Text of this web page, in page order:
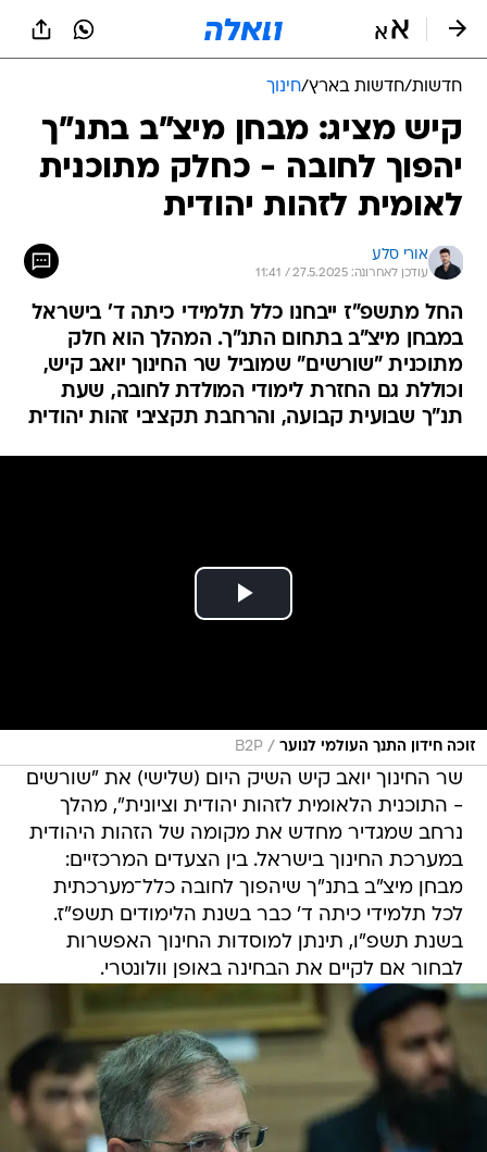
חדשות/חדשות בארץ/חינוך
קיש מציג: מבחן מיצ"ב בתנ"ך
יהפוך לחובה - כחלק מתוכנית
לאומית לזהות יהודית
אורי סלע
עודכן לאחרונה: 27.5.2025 / 11:41
החל מתשפ"ז ייבחנו כלל תלמידי כיתה ד' בישראל
במבחן מיצ"ב בתחום התנ"ך. המהלך הוא חלק
מתוכנית "שורשים" שמוביל שר החינוך יואב קיש,
וכוללת גם החזרת לימודי המולדת לחובה, שעת
תנ"ך שבועית קבועה, והרחבת תקציבי זהות יהודית
זוכה חידון התנך העולמי לנוער /
B2P
שר החינוך יואב קיש השיק היום (שלישי) את "שורשים
- התוכנית הלאומית לזהות יהודית וציונית", מהלך
נרחב שמגדיר מחדש את מקומה של הזהות היהודית
במערכת החינוך בישראל. בין הצעדים המרכזיים:
מבחן מיצ"ב בתנ"ך שיהפוך לחובה כלל־מערכתית
לכל תלמידי כיתה ד' כבר בשנת הלימודים תשפ"ז.
בשנת תשפ"ו, תינתן למוסדות החינוך האפשרות
לבחור אם לקיים את הבחינה באופן וולונטרי.